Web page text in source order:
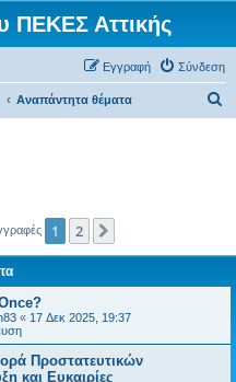
ΠΕΚΕΣ Αττικής
Σύνδεση
Εγγραφή
Αναπάντητα θέματα
η
1 2
« 17 Δεκ 2025, 19:37
Προστατευτικών
και Ευκαιρίες